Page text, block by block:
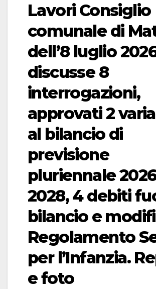
Lavori Consiglio
comunale di
dell’8 luglio
discusse 8
interrogazioni,
approvati 2
al bilancio di
previsione
pluriennale
2028, 4 debiti
bilancio e
Regolamento
per l’Infanzia.
e foto